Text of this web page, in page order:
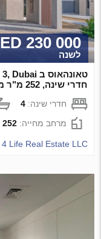
230 000 AED
לשנה
חדרי שינה, 252 מ"ר מספר 715666
חדרי שינה:4
מרחב מחייה:252 m²
4 Life Real Estate LLC